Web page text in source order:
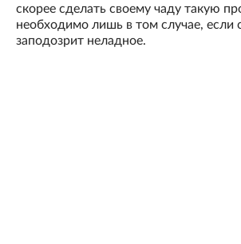
скорее сделать своему чаду такую
необходимо лишь в том случае, если
заподозрит неладное.